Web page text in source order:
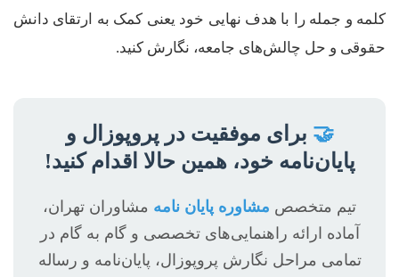
کلمه و جمله را با هدف نهایی خود یعنی کمک به ارتقای دانش
حقوقی و حل چالش‌های جامعه، نگارش کنید.
🤝 برای موفقیت در پروپوزال و
پایان‌نامه خود، همین حالا اقدام کنید!
تیم متخصص مشاوره پایان نامه مشاوران تهران،
آماده ارائه راهنمایی‌های تخصصی و گام به گام در
تمامی مراحل نگارش پروپوزال، پایان‌نامه و رساله